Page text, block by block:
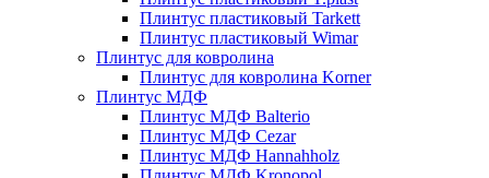
Плинтус пластиковый Tarkett
Плинтус пластиковый Wimar
Плинтус для ковролина
Плинтус для ковролина Korner
Плинтус МДФ
Плинтус МДФ Balterio
Плинтус МДФ Cezar
Плинтус МДФ Hannahholz